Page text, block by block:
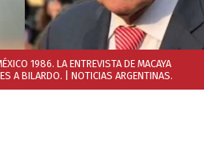
1986. LA ENTREVISTA DE MACAYA
A BILARDO. | NOTICIAS ARGENTINAS.